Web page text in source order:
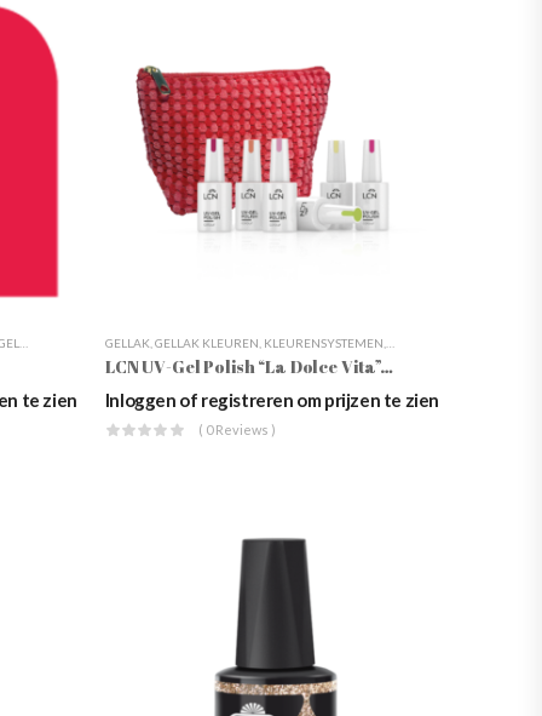
GELLAK KLEUREN ,NAGELSTYLING,ONZE MERKEN,WEBSHOP
te zien
GELLAK GELLAK KLEUREN KLEURENSYSTEMEN
LCN UV-Gel Polish “La Dolce Vita”, 10ml
Inloggen of registreren om prijzen te zien
( 0 Reviews )